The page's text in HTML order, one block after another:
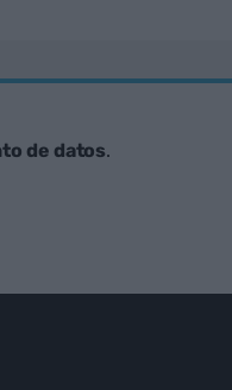
de datos.